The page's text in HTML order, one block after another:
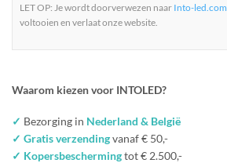
LET OP: Je wordt doorverwezen naar Into-led.com
voltooien en verlaat onze website.
Waarom kiezen voor INTOLED?
✓ Bezorging in Nederland & België
✓ Gratis verzendingvanaf € 50,-
✓ Kopersbeschermingtot € 2.500,-